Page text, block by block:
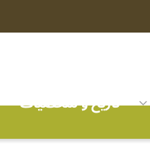
تاریخ و شخصیات